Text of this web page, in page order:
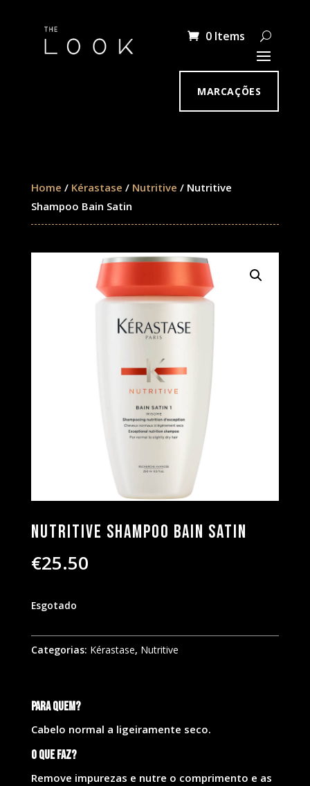
0 Items
MARCAÇÕES
Home / Kérastase / Nutritive / Nutritive
Shampoo Bain Satin
Nutritive Shampoo Bain Satin
€25.50
Esgotado
Categorias: Kérastase, Nutritive
Para quem?
Cabelo normal a ligeiramente seco.
O que faz?
Remove impurezas e nutre o comprimento e as